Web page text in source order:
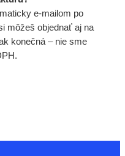
e-mailom po
môžeš objednať aj na
konečná – nie sme